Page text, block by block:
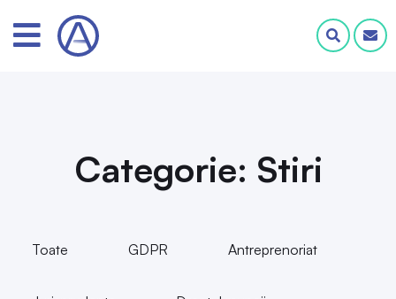
Categorie: Stiri
Toate GDPR Antreprenoriat